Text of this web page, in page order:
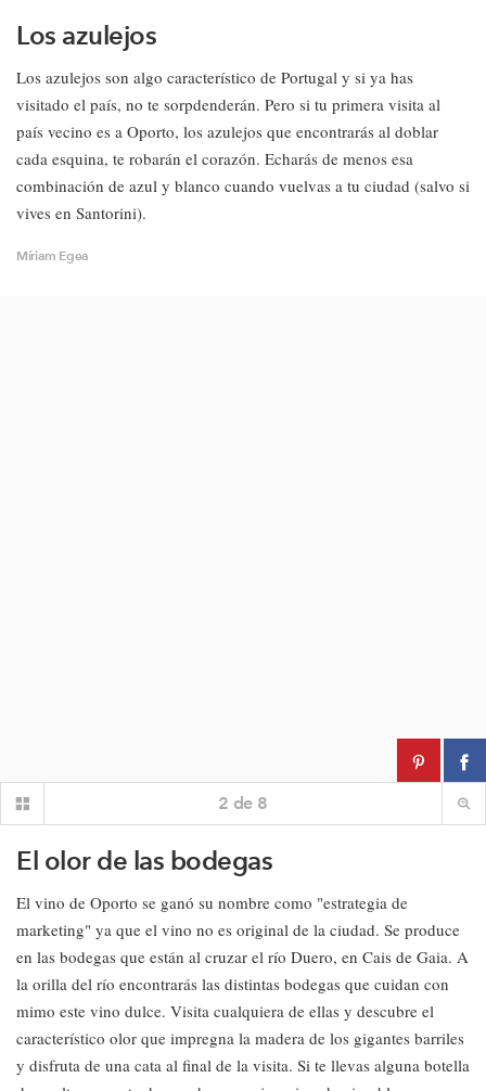
Los azulejos
Los azulejos son algo característico de Portugal y si ya has
visitado el país, no te sorpdenderán. Pero si tu primera visita al
país vecino es a Oporto, los azulejos que encontrarás al doblar
cada esquina, te robarán el corazón. Echarás de menos esa
combinación de azul y blanco cuando vuelvas a tu ciudad (salvo si
vives en Santorini).
Míriam Egea
2 de 8
El olor de las bodegas
El vino de Oporto se ganó su nombre como "estrategia de
marketing" ya que el vino no es original de la ciudad. Se produce
en las bodegas que están al cruzar el río Duero, en Cais de Gaia. A
la orilla del río encontrarás las distintas bodegas que cuidan con
mimo este vino dulce. Visita cualquiera de ellas y descubre el
característico olor que impregna la madera de los gigantes barriles
y disfruta de una cata al final de la visita. Si te llevas alguna botella